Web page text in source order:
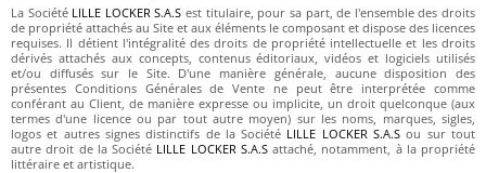
La Société LILLE LOCKER S.A.S est titulaire, pour sa part, de l'ensemble des droits
de propriété attachés au Site et aux éléments le composant et dispose des licences
requises. Il détient l'intégralité des droits de propriété intellectuelle et les droits
dérivés attachés aux concepts, contenus éditoriaux, vidéos et logiciels utilisés
et/ou diffusés sur le Site. D'une manière générale, aucune disposition des
présentes Conditions Générales de Vente ne peut être interprétée comme
conférant au Client, de manière expresse ou implicite, un droit quelconque (aux
termes d'une licence ou par tout autre moyen) sur les noms, marques, sigles,
logos et autres signes distinctifs de la Société LILLE LOCKER S.A.S ou sur tout
autre droit de la Société LILLE LOCKER S.A.Sattaché, notamment, à la propriété
littéraire et artistique.